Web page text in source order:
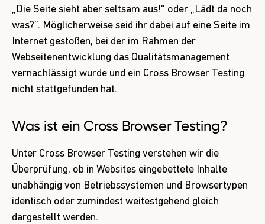
„Die Seite sieht aber seltsam aus!“ oder „Lädt da noch
was?“. Möglicherweise seid ihr dabei auf eine Seite im
Internet gestoßen, bei der im Rahmen der
Webseitenentwicklung das Qualitätsmanagement
vernachlässigt wurde und ein Cross Browser Testing
nicht stattgefunden hat.
Was ist ein Cross Browser Testing?
Unter Cross Browser Testing verstehen wir die
Überprüfung, ob in Websites eingebettete Inhalte
unabhängig von Betriebssystemen und Browsertypen
identisch oder zumindest weitestgehend gleich
dargestellt werden.